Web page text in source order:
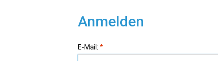
Anmelden
E-Mail: *